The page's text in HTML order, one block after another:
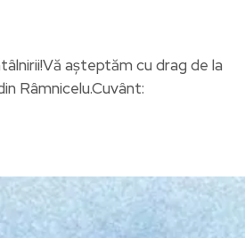
așteptăm cu drag de la
Râmnicelu.Cuvânt: